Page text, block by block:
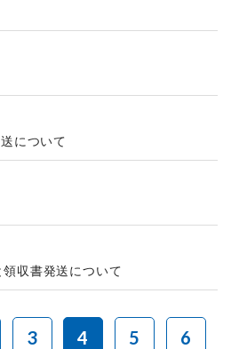
について
収書発送について
3 4 5
6